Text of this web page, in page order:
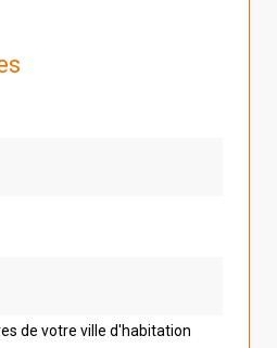
de votre ville d'habitation